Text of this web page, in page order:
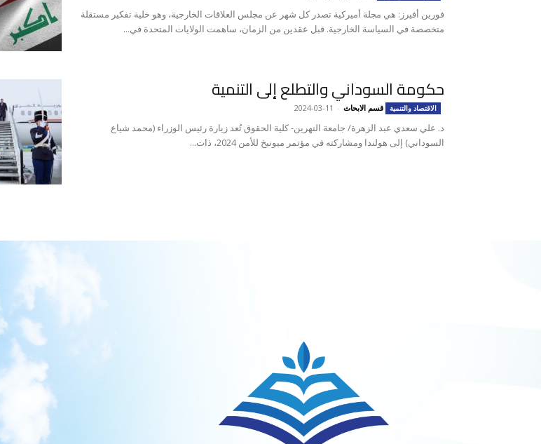
فورين أفيرز: هي مجلة أميركية تصدر كل شهر عن مجلس العلاقات الخارجية، وهو خلية تفكير مستقلة
متخصصة في السياسة الخارجية. قبل عقدين من الزمان، ساهمت الولايات المتحدة في...
حكومة السوداني والتطلع إلى التنمية
الاقتصاد والتنمية قسم الابحاث -
2024-03-11
د. علي سعدي عبد الزهرة/ جامعة النهرين- كلية الحقوق تُعد زيارة رئيس الوزراء (محمد شياع
السوداني) إلى هولندا ومشاركته في مؤتمر ميونيخ للأمن 2024، ذات...